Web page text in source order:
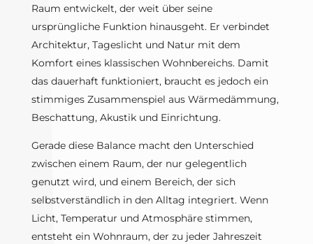
Raum entwickelt, der weit über seine
ursprüngliche Funktion hinausgeht. Er verbindet
Architektur, Tageslicht und Natur mit dem
Komfort eines klassischen Wohnbereichs. Damit
das dauerhaft funktioniert, braucht es jedoch ein
stimmiges Zusammenspiel aus Wärmedämmung,
Beschattung, Akustik und Einrichtung.
Gerade diese Balance macht den Unterschied
zwischen einem Raum, der nur gelegentlich
genutzt wird, und einem Bereich, der sich
selbstverständlich in den Alltag integriert. Wenn
Licht, Temperatur und Atmosphäre stimmen,
entsteht ein Wohnraum, der zu jeder Jahreszeit